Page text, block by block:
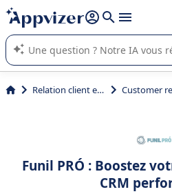
répondre (plusieurs lignes avec
L'IA de Appvizer vous guide dans
logiciel SaaS en entreprise.
Relation client et vente
Funil PRÓ : Boostez
CRM